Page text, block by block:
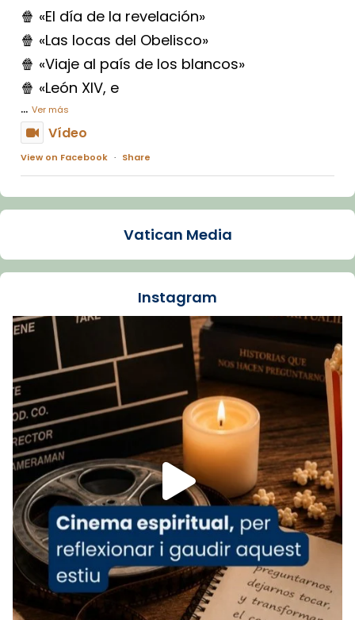
🍿 «El día de la revelación»
🍿 «Las locas del Obelisco»
🍿 «Viaje al país de los blancos»
🍿 «León XIV, e
... Ver más
Vídeo
View on Facebook · Share
Arquebisbat de Barcelona
La Carmina va patir depressió. Fa gairebé
dos mesos, a l'Estadi Lluís Companys, la
Recupera l'entrevista comp
Vatican
tican News 👇
www.vaticannews.va/es/iglesia/news/2026-
07/carmina-historia-depresion-papa-viaje-
espana-testimoni...
Foto
View on Facebook · Share
Arquebisbat de Barcelona
1 week ago
«Avui les santes Juliana i Semproniana ens
ajuden a alçar la mirada»
Mons. Sergi Gordo, bisbe de Tortosa, ha
Vatican Media
Instagram